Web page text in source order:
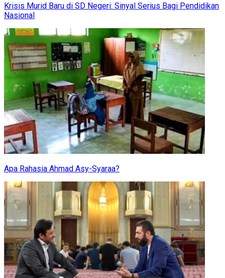
Krisis Murid Baru di SD Negeri: Sinyal Serius Bagi Pendidikan
Nasional
Apa Rahasia Ahmad Asy-Syaraa?